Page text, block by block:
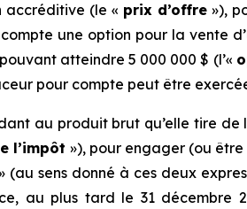
accréditive (le « prix d’offre »),
une option pour la vente
atteindre 5 000 000 $ (l’«
pour compte peut être
au produit brut qu’elle tire
l’impôt »), pour engager (ou
sens donné à ces deux
au plus tard le 31 décembre